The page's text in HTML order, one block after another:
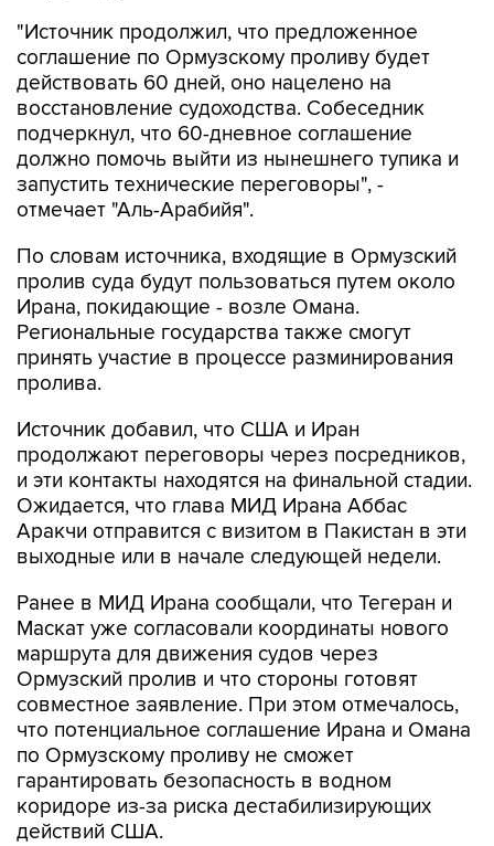
"Источник продолжил, что предложенное
соглашение по Ормузскому проливу будет
действовать 60 дней, оно нацелено на
восстановление судоходства. Собеседник
подчеркнул, что 60-дневное соглашение
должно помочь выйти из нынешнего тупика и
запустить технические переговоры", -
отмечает "Аль-Арабийя".
По словам источника, входящие в Ормузский
пролив суда будут пользоваться путем около
Ирана, покидающие - возле Омана.
Региональные государства также смогут
принять участие в процессе разминирования
пролива.
Источник добавил, что США и Иран
продолжают переговоры через посредников,
и эти контакты находятся на финальной стадии.
Ожидается, что глава МИД Ирана Аббас
Аракчи отправится с визитом в Пакистан в эти
выходные или в начале следующей недели.
Ранее в МИД Ирана сообщали, что Тегеран и
Маскат уже согласовали координаты нового
маршрута для движения судов через
Ормузский пролив и что стороны готовят
совместное заявление. При этом отмечалось,
что потенциальное соглашение Ирана и Омана
по Ормузскому проливу не сможет
гарантировать безопасность в водном
коридоре из-за риска дестабилизирующих
действий США.